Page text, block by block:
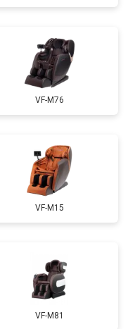
от 4800 ₽ Заказать
от 4500 ₽ Заказать
от 5500 ₽
VF-M76
VF-M15
VF-M81